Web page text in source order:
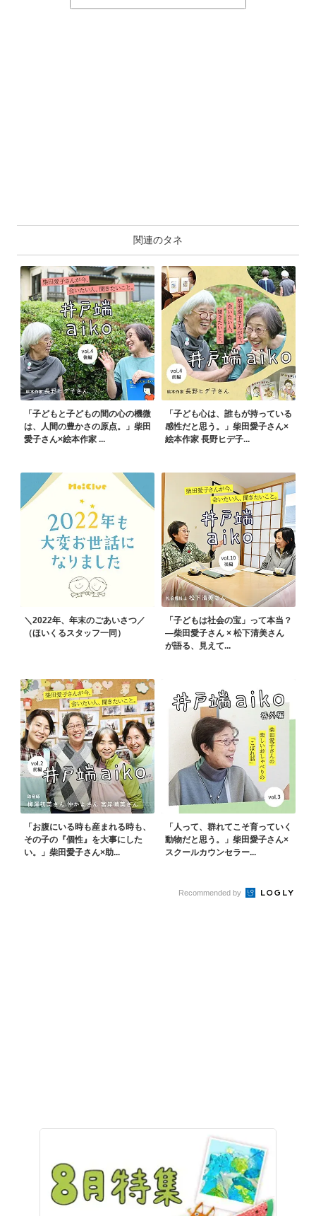
関連のタネ
「子どもと子どもの間の心の機微
は、人間の豊かさの原点。」柴田
愛子さん×絵本作家 ...
「子ども心は、誰もが持っている
感性だと思う。」柴田愛子さん×
絵本作家 長野ヒデ子...
＼2022年、年末のごあいさつ／
（ほいくるスタッフ一同）
「子どもは社会の宝」って本当？
—柴田愛子さん × 松下清美さん
が語る、見えて...
「お腹にいる時も産まれる時も、
その子の『個性』を大事にした
い。」柴田愛子さん×助...
「人って、群れてこそ育っていく
動物だと思う。」柴田愛子さん×
スクールカウンセラー...
Recommended by